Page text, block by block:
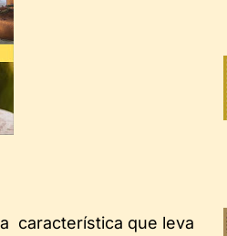
característica que leva